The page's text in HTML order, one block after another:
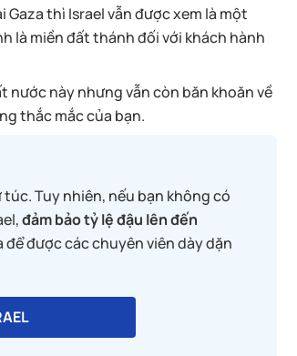
Gaza thì Israel vẫn được xem là một
là miền đất thánh đối với khách hành
nước này nhưng vẫn còn băn khoăn về
thắc mắc của bạn.
Tuy nhiên, nếu bạn không có
đảm bảo tỷ lệ đậu lên đến
để được các chuyên viên dày dặn